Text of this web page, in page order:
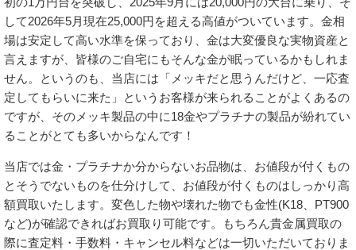
して2026年5月現在25,000円を超える高値がついています。金相
場は安定して高い水準を保っており、金は大変優良な実物資産と
言えますが、皆様のご自宅にもそんな金が眠っているかもしれま
せん。というのも、当店には「メッキだと思うんだけど、一応査
定してもらいに来た」というお客様が来られることがよくあるの
ですが、そのメッキ製品の中に18金やプラチナの製品が紛れてい
ることがとても多いからなんです！
当店では金・プラチナか分からないお品物は、お値段が付くもの
とそうでないものを仕分けして、お値段が付くものはしっかり高
額買取いたします。変色した物や壊れた物でも金性(K18、PT900
など)が確認できればお買取り可能です。もちろん貴金属買取の
際に査定料・手数料・キャンセル料などは一切いただいておりま